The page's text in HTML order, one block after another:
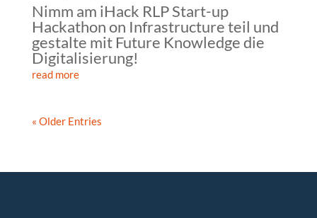
Nimm am iHack RLP Start-up
Hackathon on Infrastructure teil und
gestalte mit Future Knowledge die
Digitalisierung!
read more
« Older Entries